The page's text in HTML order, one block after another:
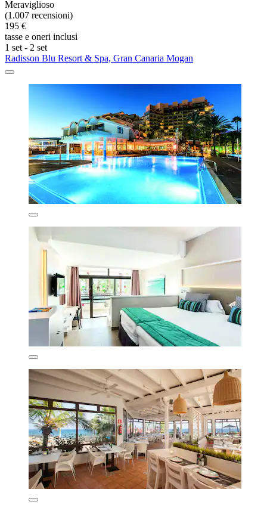
Meraviglioso
(1.007 recensioni)
195 €
tasse e oneri inclusi
1 set - 2 set
Radisson Blu Resort & Spa, Gran Canaria Mogan